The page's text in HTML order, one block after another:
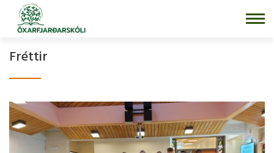
Fara
efni
Fréttir